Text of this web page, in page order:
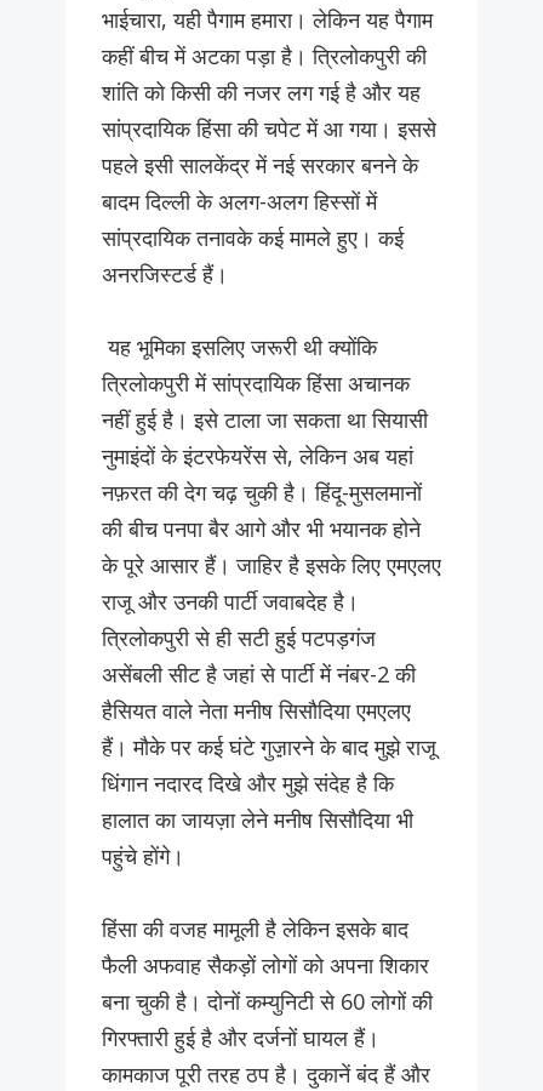
भाईचारा, यही पैगाम हमारा। लेकिन यह पैगाम
कहीं बीच में अटका पड़ा है। त्रिलोकपुरी की
शांति को किसी की नजर लग गई है और यह
सांप्रदायिक हिंसा की चपेट में आ गया। इससे
पहले इसी सालकेंद्र में नई सरकार बनने के
बादम दिल्ली के अलग-अलग हिस्सों में
सांप्रदायिक तनावके कई मामले हुए। कई
अनरजिस्टर्ड हैं।
यह भूमिका इसलिए जरूरी थी क्योंकि
त्रिलोकपुरी में सांप्रदायिक हिंसा अचानक
नहीं हुई है। इसे टाला जा सकता था सियासी
नुमाइंदों के इंटरफेयरेंस से, लेकिन अब यहां
नफ़रत की देग चढ़ चुकी है। हिंदू-मुसलमानों
की बीच पनपा बैर आगे और भी भयानक होने
के पूरे आसार हैं। जाहिर है इसके लिए एमएलए
राजू और उनकी पार्टी जवाबदेह है।
त्रिलोकपुरी से ही सटी हुई पटपड़गंज
असेंबली सीट है जहां से पार्टी में नंबर-2 की
हैसियत वाले नेता मनीष सिसौदिया एमएलए
हैं। मौके पर कई घंटे गुज़़ारने के बाद मुझे राजू
धिंगान नदारद दिखे और मुझे संदेह है कि
हालात का जायज़ा लेने मनीष सिसौदिया भी
पहुंचे होंगे।
हिंसा की वजह मामूली है लेकिन इसके बाद
फैली अफवाह सैकड़ों लोगों को अपना शिकार
बना चुकी है। दोनों कम्युनिटी से 60 लोगों की
गिरफ्तारी हुई है और दर्जनों घायल हैं।
कामकाज पूरी तरह ठप है। दुकानें बंद हैं और